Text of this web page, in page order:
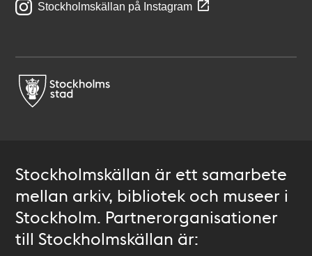
Stockholmskällan på Instagram
Stockholmskällan är ett samarbete
mellan arkiv, bibliotek och museer i
Stockholm. Partnerorganisationer
till Stockholmskällan är: